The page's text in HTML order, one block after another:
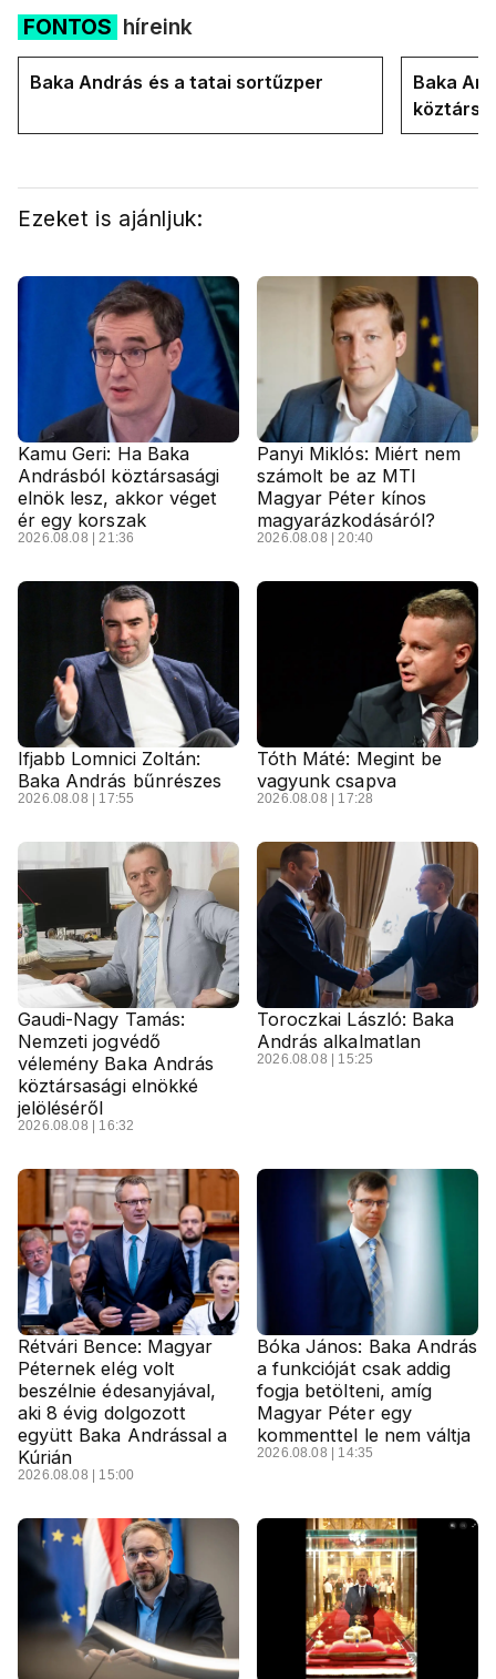
FONTOS híreink
Baka András és a tatai sortűzper
Baka
Ezeket is ajánljuk:
Kamu Geri: Ha Baka
Andrásból köztársasági
elnök lesz, akkor véget
ér egy korszak
2026.08.08 | 21:36
Panyi Miklós: Miért nem
számolt be az MTI
Magyar Péter kínos
magyarázkodásáról?
2026.08.08 | 20:40
Ifjabb Lomnici Zoltán:
Baka András bűnrészes
2026.08.08 | 17:55
Tóth Máté: Megint be
vagyunk csapva
2026.08.08 | 17:28
Gaudi-Nagy Tamás:
Nemzeti jogvédő
vélemény Baka András
köztársasági elnökké
jelöléséről
2026.08.08 | 16:32
Toroczkai László: Baka
András alkalmatlan
2026.08.08 | 15:25
Rétvári Bence: Magyar
Péternek elég volt
beszélnie édesanyjával,
aki 8 évig dolgozott
együtt Baka Andrással a
Kúrián
2026.08.08 | 15:00
Bóka János: Baka András
a funkcióját csak addig
fogja betölteni, amíg
Magyar Péter egy
kommenttel le nem váltja
2026.08.08 | 14:35